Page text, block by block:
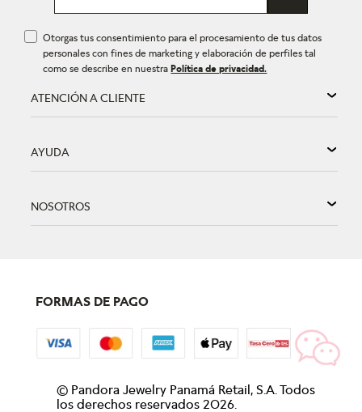
Otorgas tus consentimiento para el procesamiento de tus datos
personales con fines de marketing y elaboración de perfiles tal
como se describe en nuestraPolítica de privacidad.
ATENCIÓN A CLIENTE
AYUDA
NOSOTROS
FORMAS DE PAGO
© Pandora Jewelry Panamá Retail, S.A. Todos
los derechos reservados 2026.